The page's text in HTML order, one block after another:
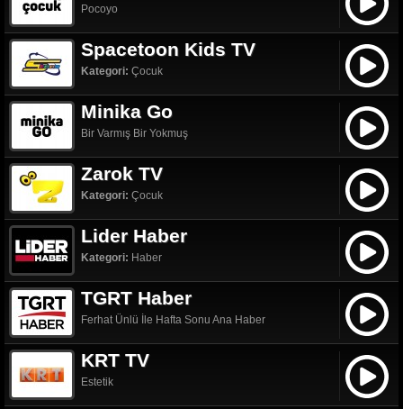
Pocoyo
Spacetoon Kids TV
Kategori: Çocuk
Minika Go
Bir Varmış Bir Yokmuş
Zarok TV
Kategori: Çocuk
Lider Haber
Kategori: Haber
TGRT Haber
Ferhat Ünlü İle Hafta Sonu Ana Haber
KRT TV
Estetik